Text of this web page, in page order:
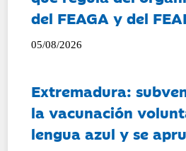
del FEAGA y del
05/08/2026
Extremadura:
la vacunación
lengua azul y se